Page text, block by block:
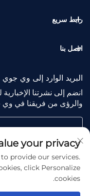
رابط سريع
اتصل بنا
البريد الوارد إلى وي جوي
انضم إلى نشرتنا
والرؤى من فريقنا في وي
Subscribe
your privacy
provide our services.
click Personalize
cookies.